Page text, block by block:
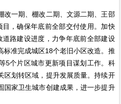
改一期、棚改二期、文源二期、王邵
，确保年底前全部交付使用。加快
路建设进度，力争年底前全部建设
标准完成城区18个老旧小区改造。推
5个片区城市更新项目谋划工作。科
区划转区域，提升发展质量。持续开
国家卫生城市创建成果，进一步提升